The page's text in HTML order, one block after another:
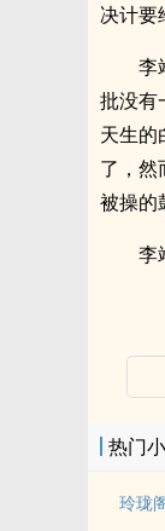
决计要
李
批没有
天生的
了，然
被操的
李
热门
玲珑